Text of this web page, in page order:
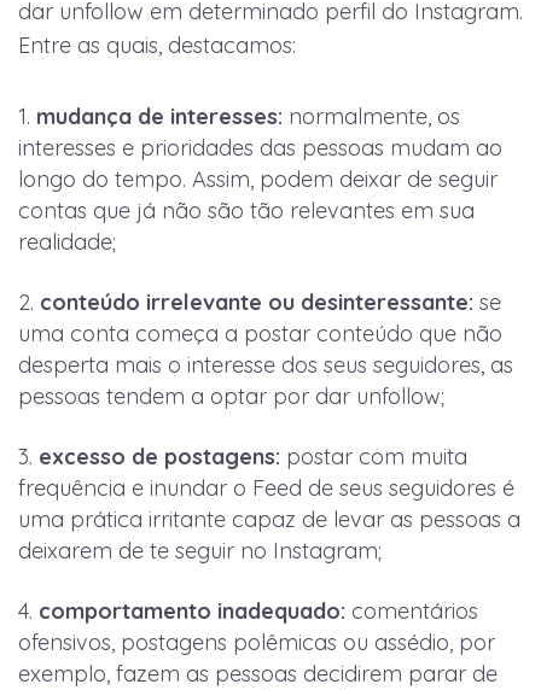
dar unfollow em determinado perfil do Instagram.
Entre as quais, destacamos:
mudança de interesses: normalmente, os
interesses e prioridades das pessoas mudam ao
longo do tempo. Assim, podem deixar de seguir
contas que já não são tão relevantes em sua
realidade;
conteúdo irrelevante ou desinteressante: se
uma conta começa a postar conteúdo que não
desperta mais o interesse dos seus seguidores, as
pessoas tendem a optar por dar unfollow;
excesso de postagens: postar com muita
frequência e inundar o Feed de seus seguidores é
uma prática irritante capaz de levar as pessoas a
deixarem de te seguir no Instagram;
comportamento inadequado: comentários
ofensivos, postagens polêmicas ou assédio, por
exemplo, fazem as pessoas decidirem parar de